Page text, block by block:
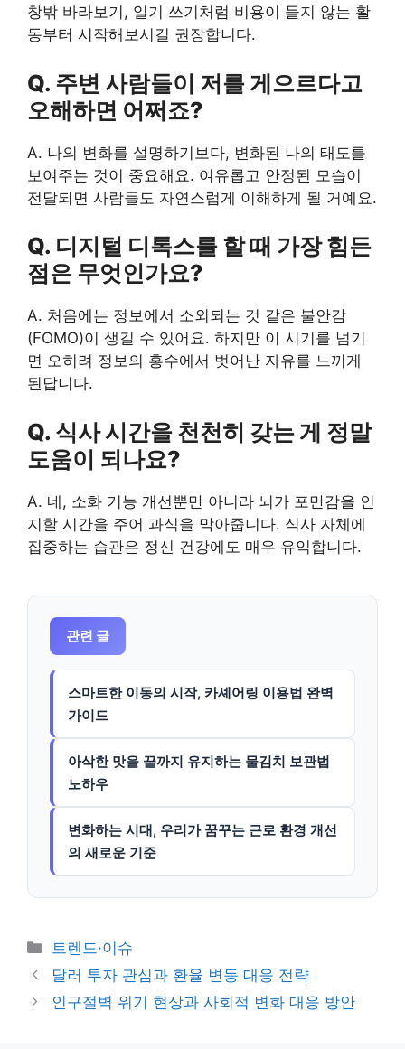
창밖 바라보기, 일기 쓰기처럼 비용이 들지 않는 활
동부터 시작해보시길 권장합니다.
Q. 주변 사람들이 저를 게으르다고
오해하면 어쩌죠?
A. 나의 변화를 설명하기보다, 변화된 나의 태도를
보여주는 것이 중요해요. 여유롭고 안정된 모습이
전달되면 사람들도 자연스럽게 이해하게 될 거예요.
Q. 디지털 디톡스를 할 때 가장 힘든
점은 무엇인가요?
A. 처음에는 정보에서 소외되는 것 같은 불안감
(FOMO)이 생길 수 있어요. 하지만 이 시기를 넘기
면 오히려 정보의 홍수에서 벗어난 자유를 느끼게
된답니다.
Q. 식사 시간을 천천히 갖는 게 정말
도움이 되나요?
A. 네, 소화 기능 개선뿐만 아니라 뇌가 포만감을 인
지할 시간을 주어 과식을 막아줍니다. 식사 자체에
집중하는 습관은 정신 건강에도 매우 유익합니다.
관련 글
스마트한 이동의 시작, 카셰어링 이용법 완벽
가이드
아삭한 맛을 끝까지 유지하는 물김치 보관법
노하우
변화하는 시대, 우리가 꿈꾸는 근로 환경 개선
의 새로운 기준
카
테
리
트렌드·이슈
달러 투자 관심과 환율 변동 대응 전략
인구절벽 위기 현상과 사회적 변화 대응 방안